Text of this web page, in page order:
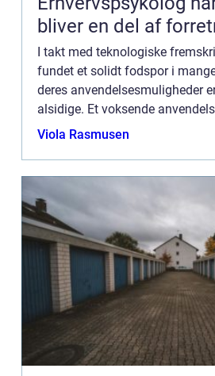
bliver en del af
I takt med teknologiske
fundet et solidt fodspor i
deres anvendelsesmuligheder
alsidige. Et voksende
fanget særlig interesse, er drone
Viola Rasmusen